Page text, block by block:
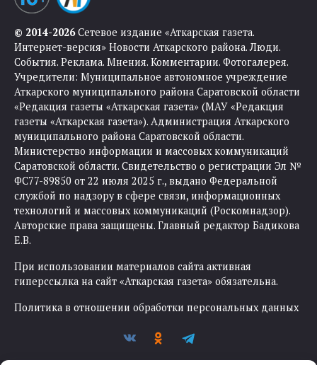
© 2014-2026Сетевое издание «Аткарская газета.
Интернет-версия» Новости Аткарского района. Люди.
События. Реклама. Мнения. Комментарии. Фотогалерея.
Учредители: Муниципальное автономное учреждение
Аткарского муниципального района Саратовской области
«Редакция газеты «Аткарская газета» (МАУ «Редакция
газеты «Аткарская газета»). Администрация Аткарского
муниципального района Саратовской области.
Министерство информации и массовых коммуникаций
Саратовской области. Свидетельство о регистрации Эл №
ФС77-89850 от 22 июля 2025 г., выдано Федеральной
службой по надзору в сфере связи, информационных
технологий и массовых коммуникаций (Роскомнадзор).
Авторские права защищены. Главный редактор Бадикова
Е.В.
При использовании материалов сайта активная
гиперссылка на сайт «Аткарская газета» обязательна.
Политика в отношении обработки персональных данных